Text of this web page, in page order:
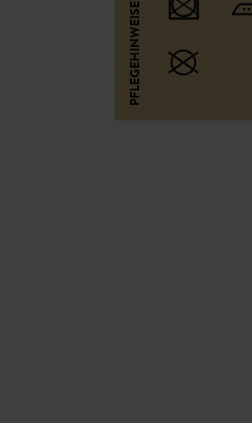
PFLEGEHINWEISE